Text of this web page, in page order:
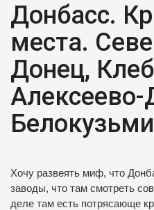
Донбасс.
места.
Донец,
Хочу развеять миф, что
заводы, что там смотреть
деле там есть потрясающе